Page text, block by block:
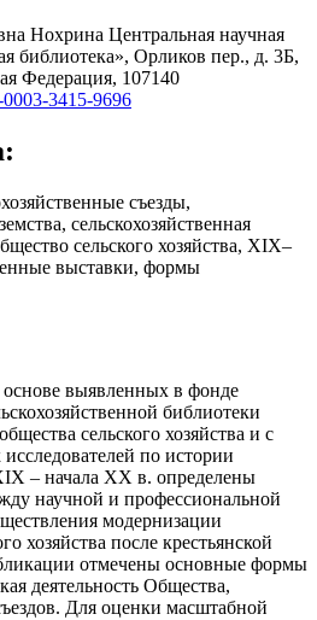
Нохрина Центральная научная
библиотека», Орликов пер., д. 3Б,
Федерация, 107140
3415-9696
съезды,
сельскохозяйственная
сельского хозяйства, XIX–
выставки, формы
основе выявленных в фонде
библиотеки
сельского хозяйства и с
по истории
– начала XX в. определены
научной и профессиональной
модернизации
хозяйства после крестьянской
отмечены основные формы
деятельность Общества,
Для оценки масштабной